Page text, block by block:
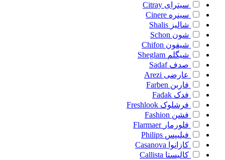
سیترای Citray
سینره Cinere
شالیز Shalis
شون Schon
شیفون Chifon
شیگلم Sheglam
صدف Sadaf
عارضی Arezi
فاربن Farben
فدک Fadak
فرشلوک Freshlook
فشن Fashion
فلورمار Flarmaer
فیلیپس Philips
کازانوا Casanova
کالیستا Callista